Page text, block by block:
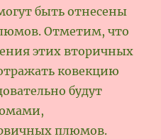
быть отнесены
Отметим, что
этих вторичных
ковекцию
будут
плюмов.